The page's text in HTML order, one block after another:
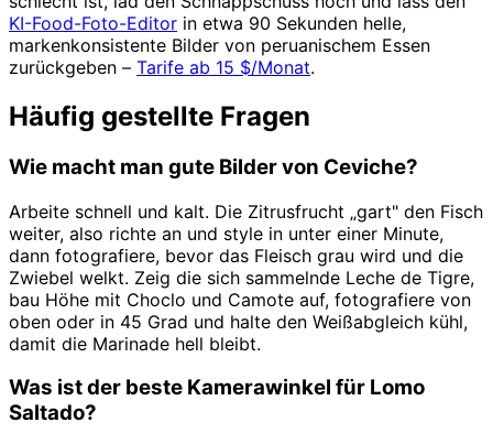
KI-Food-Foto-Editor in etwa 90 Sekunden helle,
markenkonsistente Bilder von peruanischem Essen
zurückgeben – Tarife ab 15 $/Monat.
Häufig gestellte Fragen
Wie macht man gute Bilder von Ceviche?
Arbeite schnell und kalt. Die Zitrusfrucht „gart" den Fisch
weiter, also richte an und style in unter einer Minute,
dann fotografiere, bevor das Fleisch grau wird und die
Zwiebel welkt. Zeig die sich sammelnde Leche de Tigre,
bau Höhe mit Choclo und Camote auf, fotografiere von
oben oder in 45 Grad und halte den Weißabgleich kühl,
damit die Marinade hell bleibt.
Was ist der beste Kamerawinkel für Lomo
Saltado?